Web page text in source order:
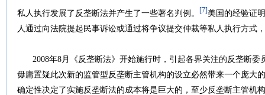
私人执行发展了反垄断法并产生了一些著名判例。 [7]美国的经验证
人通过向法院提起民事诉讼或通过将争议提交仲裁等私人执行方式
2008年8月《反垄断法》开始施行时，引起各界关注的反垄断委
毋庸置疑此次新的监管型反垄断主管机构的设立必然带来一个庞大
确定性决定了实施反垄断法的成本将是巨大的，至少反垄断主管机